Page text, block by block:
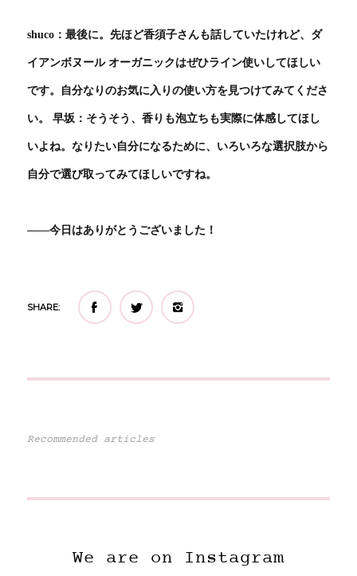
shuco：最後に。先ほど香須子さんも話していたけれど、ダ
イアンボヌール オーガニックはぜひライン使いしてほしい
です。自分なりのお気に入りの使い方を見つけてみてくださ
い。 早坂：そうそう、香りも泡立ちも実際に体感してほし
いよね。なりたい自分になるために、いろいろな選択肢から
自分で選び取ってみてほしいですね。
――今日はありがとうございました！
SHARE:
Recommended articles
We are on Instagram